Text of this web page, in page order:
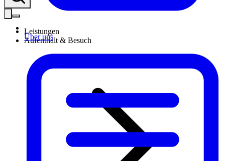
Über uns
Leistungen
Aufenthalt & Besuch